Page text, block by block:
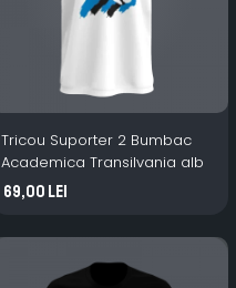
Tricou Suporter 2 Bumbac
Academica Transilvania alb
69,00 Lei